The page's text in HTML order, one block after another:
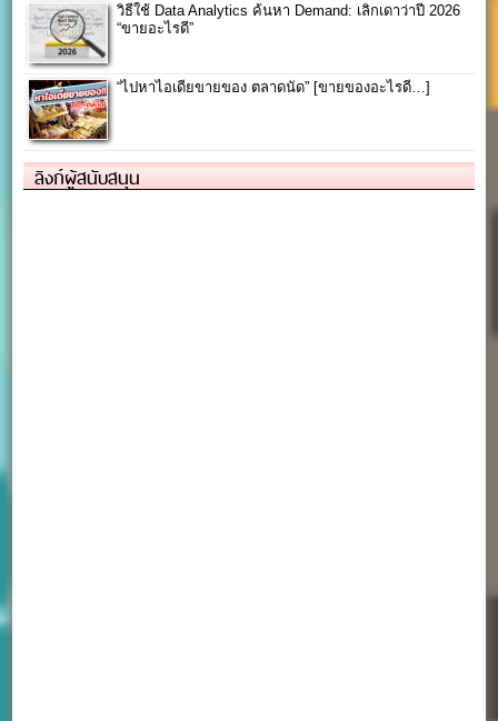
วิธีใช้ Data Analytics ค้นหา Demand: เลิกเดาว่าปี 2026
“ขายอะไรดี”
“ไปหาไอเดียขายของ ตลาดนัด” [ขายของอะไรดี…]
ลิงก์ผู้สนับสนุน